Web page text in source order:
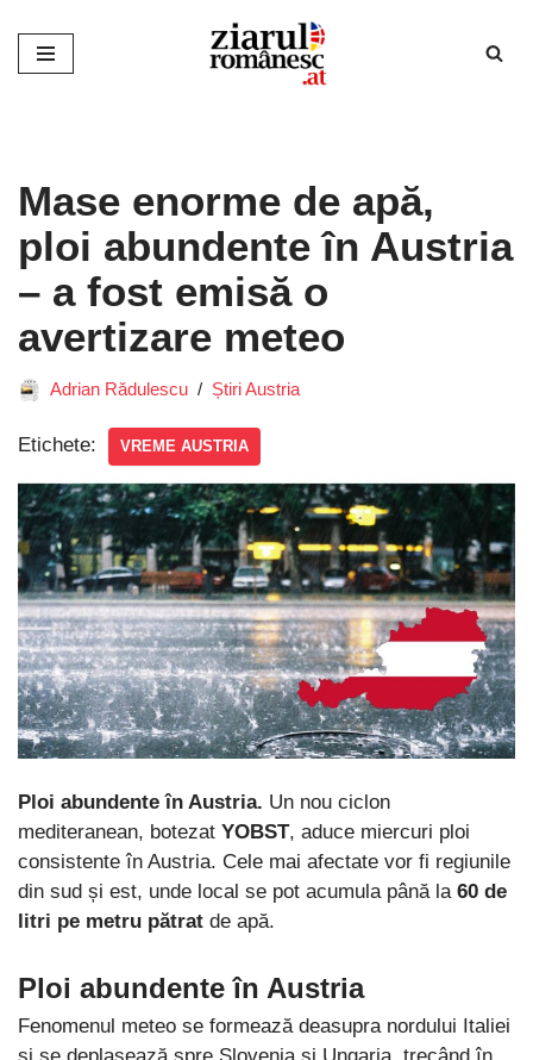
Sari
Mase enorme de apă,
ploi abundente în Austria
– a fost emisă o
avertizare meteo
Adrian Rădulescu Știri Austria
Etichete: VREME AUSTRIA
Ploi abundente în Austria. Un nou ciclon
mediteranean, botezat YOBST, aduce miercuri ploi
consistente în Austria. Cele mai afectate vor fi regiunile
din sud și est, unde local se pot acumula până la 60 de
litri pe metru pătrat de apă.
Ploi abundente în Austria
Fenomenul meteo se formează deasupra nordului Italiei